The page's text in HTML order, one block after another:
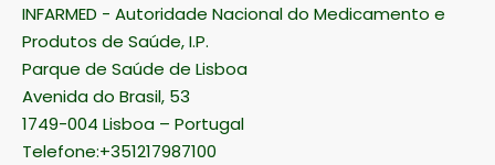
INFARMED - Autoridade Nacional do Medicamento e
Produtos de Saúde, I.P.
Parque de Saúde de Lisboa
Avenida do Brasil, 53
1749-004 Lisboa – Portugal
Telefone:+351217987100